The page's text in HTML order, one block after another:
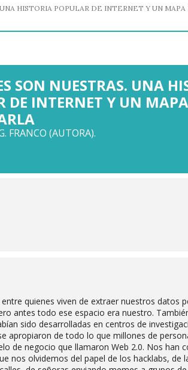
HISTORIA POPULAR DE INTERNET Y UN
SON NUESTRAS. UNA
DE INTERNET Y UN
FRANCO (AUTORA).
quienes viven de extraer nuestros datos
antes todo ese espacio era nuestro.
sido desarrolladas en centros de
apropiaron de todo lo que millones de
de negocio que llamaron Web 2.0. Nos han
nos olvidemos del papel de los hacklabs, de